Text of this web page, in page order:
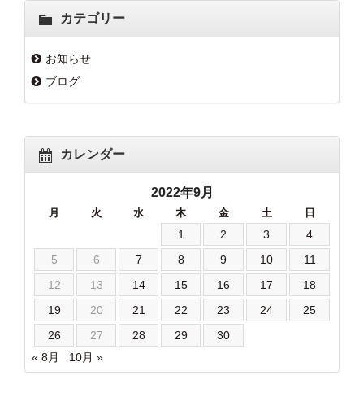
カテゴリー
お知らせ
ブログ
カレンダー
2022年9月
月 火 水 木 金 土 日
1 2 3
4
5
6 7 8 9 10
11
12
13 14 15 16 17
18
19
20 21 22 23 24
25
26
27 28 29
30
« 8月
10月 »